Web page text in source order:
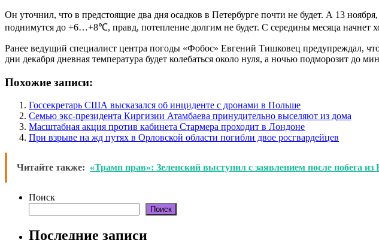
Он уточнил, что в предстоящие два дня осадков в Петербурге почти не будет. А 13
поднимутся до +6…+8℃, правд, потепление долгим не будет. С середины месяца начнет
Ранее ведущий специалист центра погоды «Фобос» Евгений Тишковец предупреждал,
дни декабря дневная температура будет колебаться около нуля, а ночью подморозит до
Похожие записи:
Госсекретарь США высказался об инциденте с дронами в Польше
Семью экс-президента Киргизии Атамбаева принудительно выселяют из дома
Масштабная акция против кабинета Стармера проходит в Лондоне
При взрыве на жд путях в Орловской области погибли двое росгвардейцев
Читайте также: «Трамп прав»: Зеленский выступил с заявлением после побега из
Поиск
Поиск
Последние записи